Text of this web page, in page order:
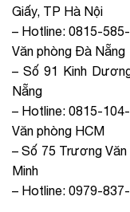
Giấy, TP Hà Nội
– Hotline: 0815-
Văn phòng Đà Nẵng
– Số 91 Kinh
Nẵng
– Hotline: 0815-
Văn phòng HCM
– Số 75 Trương
Minh
– Hotline: 0979-